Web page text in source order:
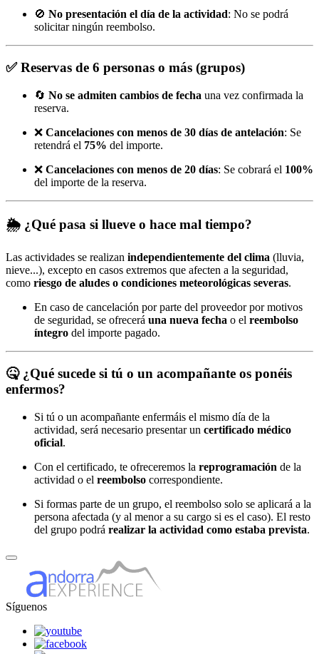
🚫 No presentación el día de la actividad: No se podrá
solicitar ningún reembolso.
✅Reservas de 6 personas o más (grupos)
🔄 No se admiten cambios de fecha una vez confirmada la
reserva.
❌ Cancelaciones con menos de 30 días de antelación: Se
retendrá el 75% del importe.
❌ Cancelaciones con menos de 20 días: Se cobrará el 100%
del importe de la reserva.
🌦️ ¿Qué pasa si llueve o hace mal tiempo?
Las actividades se realizan independientemente del clima (lluvia,
nieve...), excepto en casos extremos que afecten a la seguridad,
como riesgo de aludes o condiciones meteorológicas severas.
En caso de cancelación por parte del proveedor por motivos
de seguridad, se ofrecerá una nueva fecha o el reembolso
íntegro del importe pagado.
🤒 ¿Qué sucede si tú o un acompañante os ponéis
enfermos?
Si tú o un acompañante enfermáis el mismo día de la
actividad, será necesario presentar un certificado médico
oficial.
Con el certificado, te ofreceremos la reprogramación de la
actividad o el reembolso correspondiente.
Si formas parte de un grupo, el reembolso solo se aplicará a la
persona afectada (y al menor a su cargo si es el caso). El resto
del grupo podrá realizar la actividad como estaba prevista.
Síguenos